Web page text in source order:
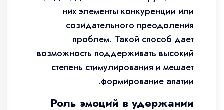
них элементы конкуренции или
созидательного преодоления
проблем. Такой способ дает
возможность поддерживать высокий
степень стимулирования и мешает
формирование апатии.
Роль эмоций в удержании